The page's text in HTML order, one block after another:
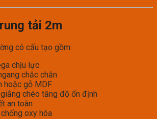
tải 2m
có cấu tạo gồm:
chịu lực
chắc chắn
hoặc gỗ MDF
chéo tăng độ ổn định
an toàn
oxy hóa